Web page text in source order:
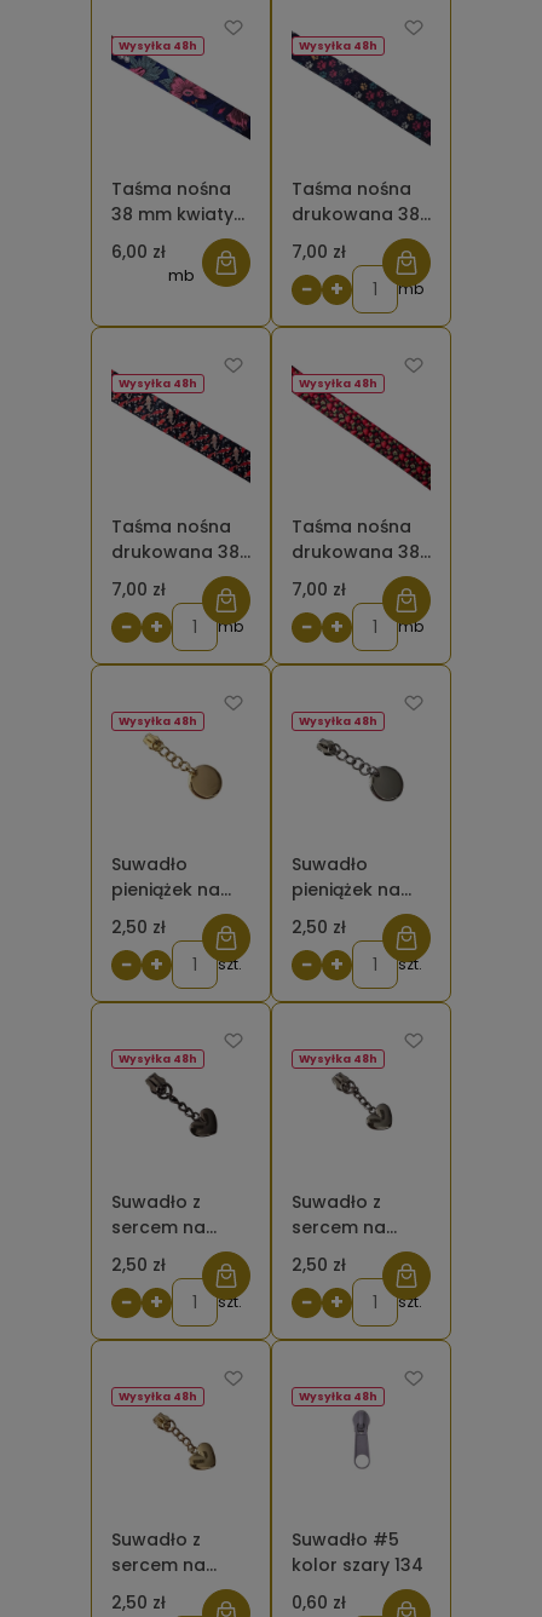
Taśma nośna
38 mm kwiaty
szkicowane
różowe na
niebieskim tle
6,00 zł
Wysyłka 48h
mb
Taśma nośna
drukowana 38
mm Psie łapy
7,00 zł
Wysyłka 48h
− + mb
Taśma nośna
drukowana 38
mm Rybka koi
7,00 zł
Wysyłka 48h
− + mb
Taśma nośna
drukowana 38
mm Truskawki
7,00 zł
Wysyłka 48h
− + mb
Suwadło
pieniążek na
łańcuszku #5
kolor złoty do
taśmy
suwakowej
2,50 zł
Wysyłka 48h
− + szt.
Suwadło
pieniążek na
łańcuszku #5
kolor srebrny
do taśmy
suwakowej
2,50 zł
Wysyłka 48h
− + szt.
Suwadło z
sercem na
łańcuszku #5
kolor czarny do
taśmy
suwakowej
2,50 zł
Wysyłka 48h
− + szt.
Suwadło z
sercem na
łańcuszku #5
kolor srebrny
do taśmy
suwakowej
2,50 zł
Wysyłka 48h
− + szt.
Suwadło z
sercem na
łańcuszku #5
2,50 zł
Wysyłka 48h
Suwadło #5
kolor szary 134
0,60 zł
Wysyłka 48h